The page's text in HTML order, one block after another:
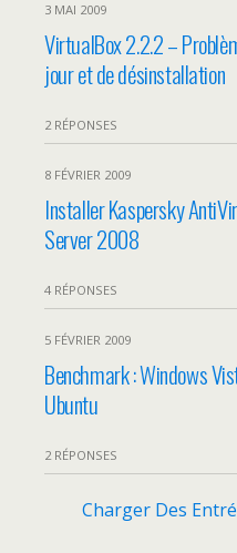
3 MAI 2009
VirtualBox 2.2.2 –
jour et de désinstallation
2 RÉPONSES
8 FÉVRIER 2009
Installer Kaspersky
Server 2008
4 RÉPONSES
5 FÉVRIER 2009
Benchmark : Windows
Ubuntu
2 RÉPONSES
Charger Des